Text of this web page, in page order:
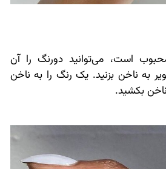
است، می‌توانید دورنگ را آن
به ناخن بزنید. یک رنگ را به ناخن
بکشید.